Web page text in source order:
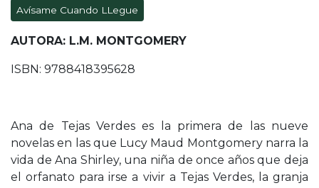
Avísame Cuando LLegue
AUTORA: L.M. MONTGOMERY
ISBN: 9788418395628
Ana de Tejas Verdes es la primera de las nueve
novelas en las que Lucy Maud Montgomery narra la
vida de Ana Shirley, una niña de once años que deja
el orfanato para irse a vivir a Tejas Verdes, la granja